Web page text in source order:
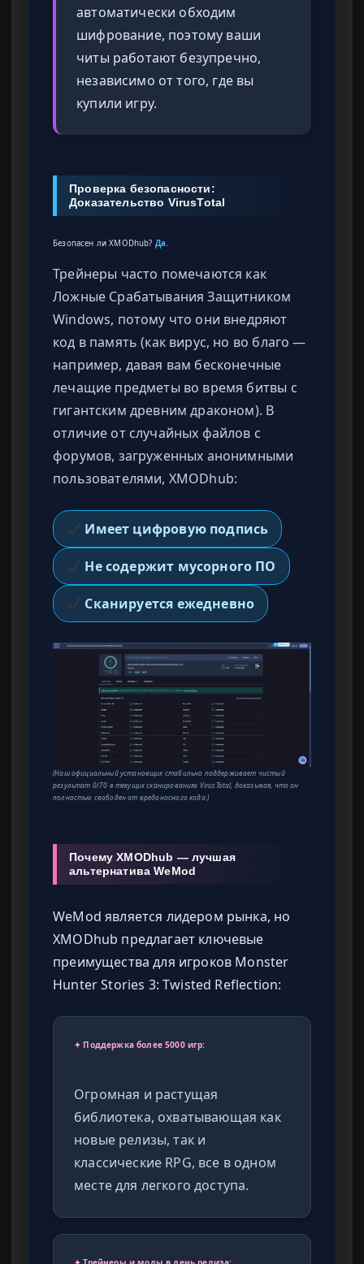
автоматически обходим
шифрование, поэтому ваши
читы работают безупречно,
независимо от того, где вы
купили игру.
Проверка безопасности:
Доказательство VirusTotal
Безопасен ли XMODhub? Да.
Трейнеры часто помечаются как
Ложные Срабатывания Защитником
Windows, потому что они внедряют
код в память (как вирус, но во благо —
например, давая вам бесконечные
лечащие предметы во время битвы с
гигантским древним драконом). В
отличие от случайных файлов с
форумов, загруженных анонимными
пользователями, XMODhub:
Имеет цифровую подпись
Не содержит мусорного ПО
Сканируется ежедневно
(Наш официальный установщик стабильно поддерживает чистый
результат 0/70 в текущих сканированиях VirusTotal, доказывая, что он
полностью свободен от вредоносного кода.)
Почему XMODhub — лучшая
альтернатива WeMod
WeMod является лидером рынка, но
XMODhub предлагает ключевые
преимущества для игроков Monster
Hunter Stories 3: Twisted Reflection:
✦ Поддержка более 5000 игр:
Огромная и растущая
библиотека, охватывающая как
новые релизы, так и
классические RPG, все в одном
месте для легкого доступа.